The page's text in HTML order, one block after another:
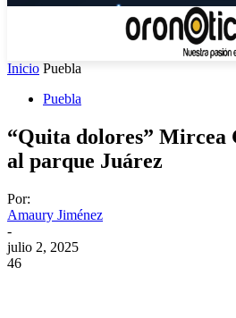
Inicio Puebla
Puebla
“Quita dolores” Mircea
al parque Juárez
Por:
Amaury Jiménez
-
julio 2, 2025
46